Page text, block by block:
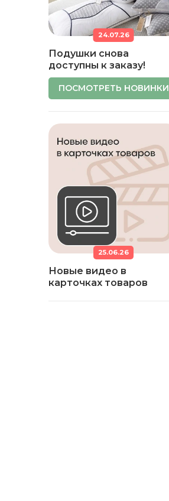
24.07.26
Подушки снова
доступны к заказу!
ПОСМОТРЕТЬ НОВИНКИ
25.06.26
Новые видео в
карточках товаров